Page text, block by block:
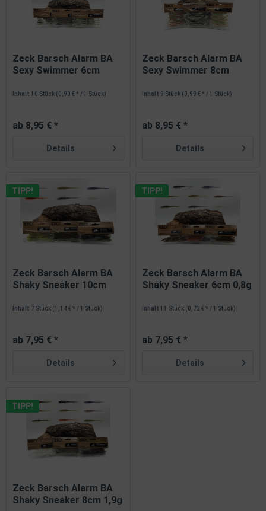
Zeck Barsch Alarm BA
Sexy Swimmer 6cm
Inhalt10 Stück (0,90 € * / 1 Stück)
ab 8,95 € *
Details
Zeck Barsch Alarm BA
Sexy Swimmer 8cm
Inhalt 9 Stück (0,99 € * / 1 Stück)
ab 8,95 € *
Details
TIPP!
Zeck Barsch Alarm BA
Shaky Sneaker 10cm
Inhalt 7 Stück (1,14 € * / 1 Stück)
ab 7,95 € *
Details
TIPP!
Zeck Barsch Alarm BA
Shaky Sneaker 6cm 0,8g
Inhalt11 Stück (0,72 € * / 1 Stück)
ab 7,95 € *
Details
TIPP!
Zeck Barsch Alarm BA
Shaky Sneaker 8cm 1,9g